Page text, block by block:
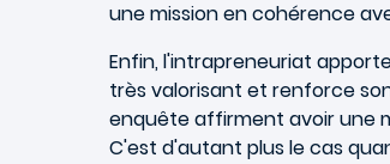
une mission en cohérence
Enfin, l'intrapreneuriat
très valorisant et renforce
enquête affirment avoir une
C'est d'autant plus le cas